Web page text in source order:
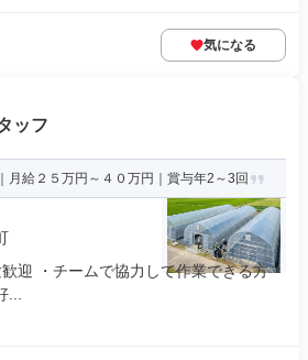
気になる
ッフ
月給２５万円～４０万円｜賞与年2～3回
迎 ・チームで協力して作業できる方